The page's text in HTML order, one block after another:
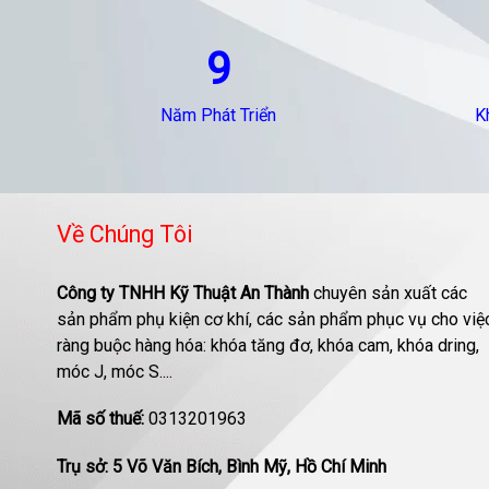
9
Năm Phát Triển
Về Chúng Tôi
Công ty TNHH Kỹ Thuật An Thành chuyên sản xuất các
sản phẩm phụ kiện cơ khí, các sản phẩm phục vụ cho
ràng buộc hàng hóa: khóa tăng đơ, khóa cam, khóa dring,
móc J, móc S....
Mã số thuế: 0313201963
Trụ sở: 5 Võ Văn Bích, Bình Mỹ, Hồ Chí Minh